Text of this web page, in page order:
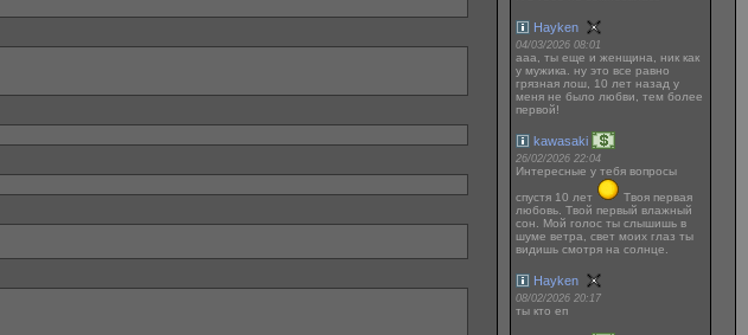
Hayken
04/03/2026 08:01
ааа, ты еще и женщина, ник как
у мужика. ну это все равно
грязная лош, 10 лет назад у
меня не было любви, тем более
первой!
kawasaki
26/02/2026 22:04
Интересные у тебя вопросы
спустя 10 лет
Твоя первая
любовь. Твой первый влажный
сон. Мой голос ты слышишь в
шуме ветра, свет моих глаз ты
видишь смотря на солнце.
Hayken
08/02/2026 20:17
ты кто еп